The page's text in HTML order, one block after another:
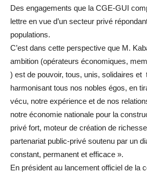
Des engagements que la CGE-GUI
lettre en vue d’un secteur privé
populations.
C’est dans cette perspective que M.
ambition (opérateurs économiques,
) est de pouvoir, tous, unis, solidaires et
harmonisant tous nos nobles égos, en
vécu, notre expérience et de nos
notre économie nationale pour la
privé fort, moteur de création de
partenariat public-privé soutenu par un
constant, permanent et efficace ».
En président au lancement officiel de la